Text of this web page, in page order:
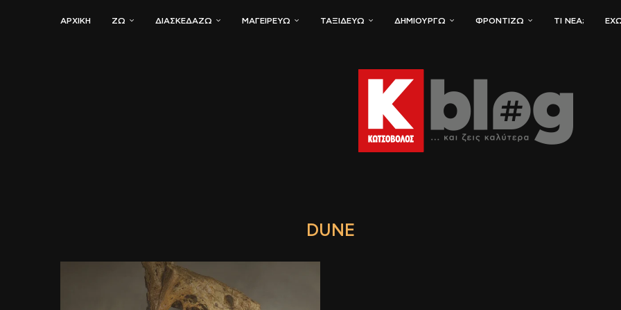
ΑΡΧΙΚΗ ΖΏ ΔΙΑΣΚΕΔΆΖΩ ΜΑΓΕΙΡΕΎΩ ΤΑΞΙΔΕΎΩ ΔΗΜΙΟΥΡΓΏ ΦΡΟΝΤΊΖΩ ΤΙ ΝΈΑ;
DUNE